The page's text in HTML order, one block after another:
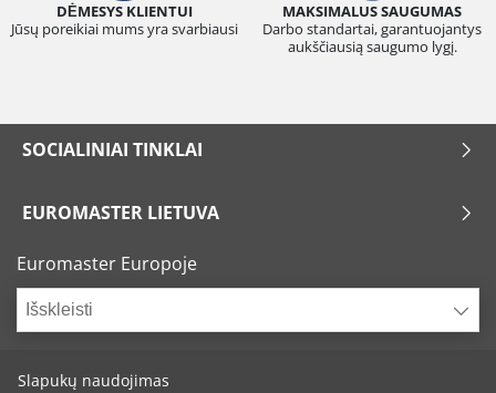
DĖMESYS KLIENTUI
Jūsų poreikiai mums yra svarbiausi
MAKSIMALUS SAUGUMAS
Darbo standartai, garantuojantys
aukščiausią saugumo lygį.
SOCIALINIAI TINKLAI
EUROMASTER LIETUVA
Euromaster Europoje
Išskleisti
Slapukų naudojimas